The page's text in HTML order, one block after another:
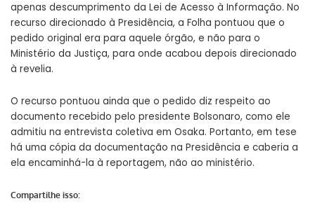
apenas descumprimento da Lei de Acesso à Informação. No
recurso direcionado à Presidência, a Folha pontuou que o
pedido original era para aquele órgão, e não para o
Ministério da Justiça, para onde acabou depois direcionado
à revelia.
O recurso pontuou ainda que o pedido diz respeito ao
documento recebido pelo presidente Bolsonaro, como ele
admitiu na entrevista coletiva em Osaka. Portanto, em tese
há uma cópia da documentação na Presidência e caberia a
ela encaminhá-la à reportagem, não ao ministério.
Compartilhe isso: